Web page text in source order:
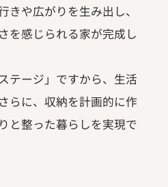
きや広がりを生み出し、
を感じられる家が完成し
テージ」ですから、生活
らに、収納を計画的に作
と整った暮らしを実現で